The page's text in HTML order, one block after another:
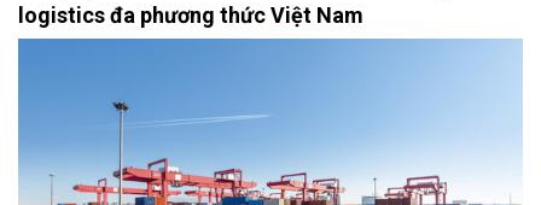
logistics đa phương thức Việt Nam